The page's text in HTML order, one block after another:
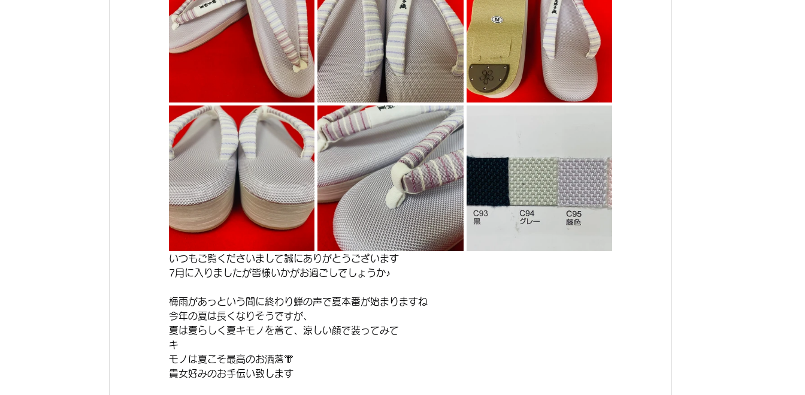
いつもご覧くださいまして誠にありがとうございます
7月に入りましたが皆様いかがお過ごしでしょうか♪
梅雨があっという間に終わり蝉の声で夏本番が始まりますね
今年の夏は長くなりそうですが、
夏は夏らしく夏キモノを着て、涼しい顔で装ってみて
キ
モノは夏こそ最高のお洒落👘
貴女好みのお手伝い致します